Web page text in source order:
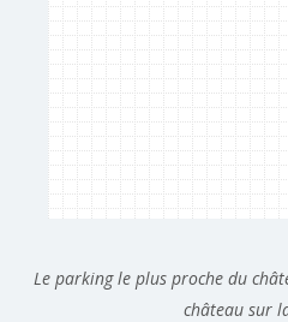
Le parking le plus proche du
château sur